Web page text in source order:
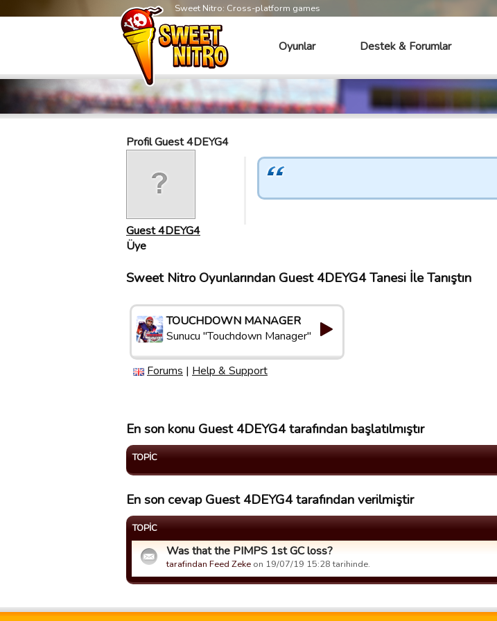
Sweet Nitro: Cross-platform games
Oyunlar Destek & Forumlar
Profil Guest 4DEYG4
Guest 4DEYG4
Üye
Sweet Nitro Oyunlarından Guest 4DEYG4 Tanesi İle Tanıştın
TOUCHDOWN MANAGER
Sunucu "Touchdown Manager"
Forums | Help & Support
En son konu Guest 4DEYG4 tarafından başlatılmıştır
TOPIC
En son cevap Guest 4DEYG4 tarafından verilmiştir
TOPIC
Was that the PIMPS 1st GC loss?
tarafindan Feed Zeke on 19/07/19 15:28 tarihinde.